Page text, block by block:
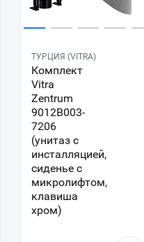
ТУРЦИЯ (VITRA)
Комплект
Vitra
Zentrum
9012B003-
7206
(унитаз с
инсталляцией,
сиденье с
микролифтом,
клавиша
хром)